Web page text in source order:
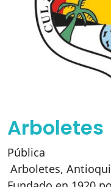
Arboletes
Pública
Arboletes,